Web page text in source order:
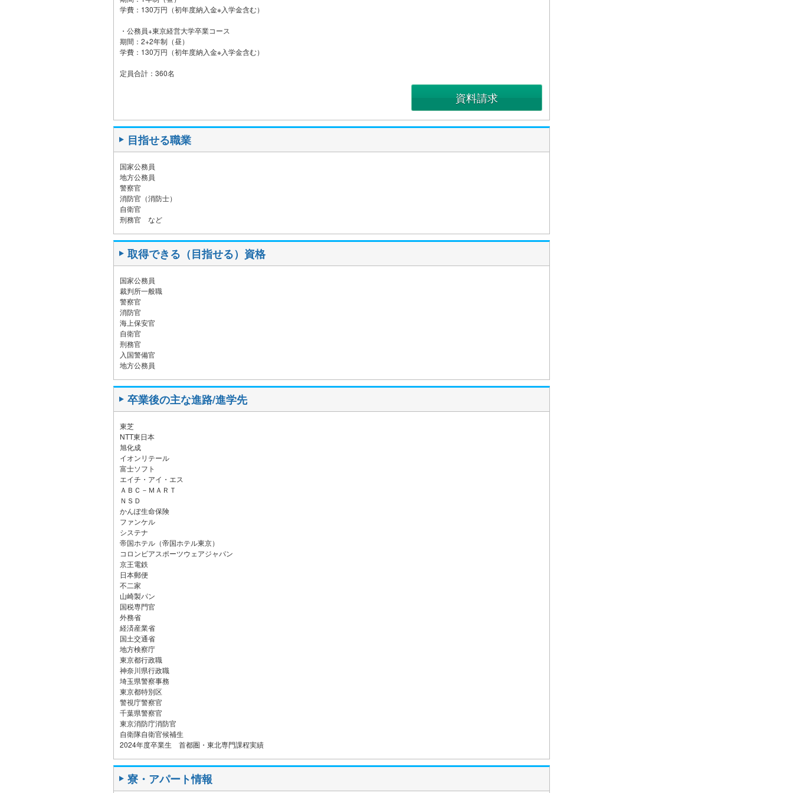
学費：130万円（初年度納入金※入学金含む）
・公務員+東京経営大学卒業コース
期間：2+2年制（昼）
学費：130万円（初年度納入金※入学金含む）
定員合計：360名
資料請求
目指せる職業
国家公務員
地方公務員
警察官
消防官（消防士）
自衛官
刑務官 など
取得できる（目指せる）資格
国家公務員
裁判所一般職
警察官
消防官
海上保安官
自衛官
刑務官
入国警備官
地方公務員
卒業後の主な進路/進学先
東芝
NTT東日本
旭化成
イオンリテール
富士ソフト
エイチ・アイ・エス
ＡＢＣ－ＭＡＲＴ
ＮＳＤ
かんぽ生命保険
ファンケル
システナ
帝国ホテル（帝国ホテル東京）
コロンビアスポーツウェアジャパン
京王電鉄
日本郵便
不二家
山崎製パン
国税専門官
外務省
経済産業省
国土交通省
地方検察庁
東京都行政職
神奈川県行政職
埼玉県警察事務
東京都特別区
警視庁警察官
千葉県警察官
東京消防庁消防官
自衛隊自衛官候補生
2024年度卒業生 首都圏・東北専門課程実績
寮・アパート情報